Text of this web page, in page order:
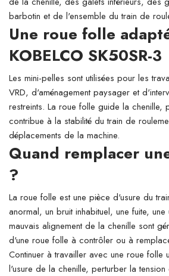
barbotin et de l'ensemble du train de
Une roue folle
KOBELCO SK50SR-3
Les mini-pelles sont utilisées pour les
VRD, d'aménagement paysager et
restreints. La roue folle guide la chenille,
contribue à la stabilité du train de
déplacements de la machine.
Quand remplacer
?
La roue folle est une pièce d'usure du
anormal, un bruit inhabituel, une fuite,
mauvais alignement de la chenille sont
d'une roue folle à contrôler ou à
Continuer à travailler avec une roue folle
l'usure de la chenille, perturber la